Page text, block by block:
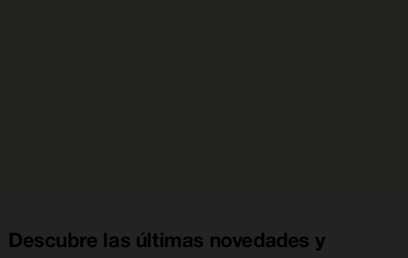
Descubre las últimas novedades y